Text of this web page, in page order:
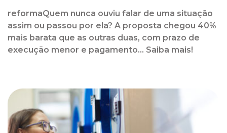
reformaQuem nunca ouviu falar de uma situação
assim ou passou por ela? A proposta chegou 40%
mais barata que as outras duas, com prazo de
execução menor e pagamento... Saiba mais!